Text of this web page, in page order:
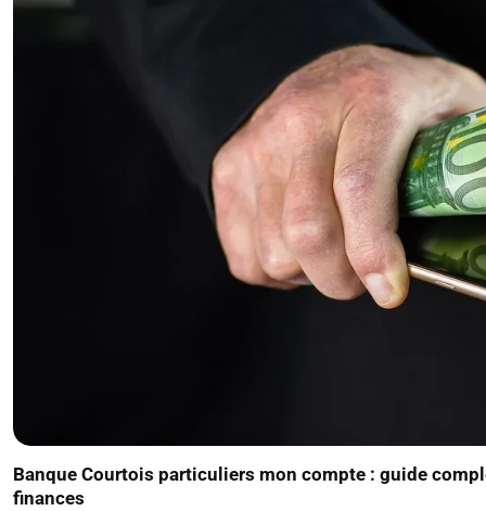
Banque Courtois particuliers mon compte : guide
finances